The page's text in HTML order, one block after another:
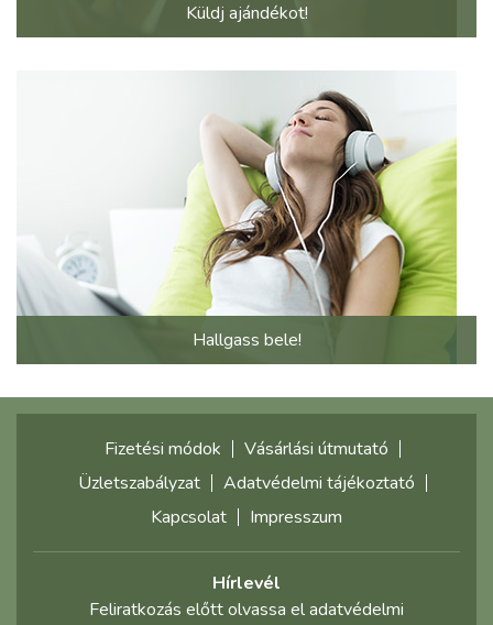
Küldj ajándékot!
Hallgass bele!
Fizetési módok
Vásárlási útmutató
Üzletszabályzat
Adatvédelmi tájékoztató
Kapcsolat
Impresszum
Hírlevél
Feliratkozás előtt olvassa el adatvédelmi